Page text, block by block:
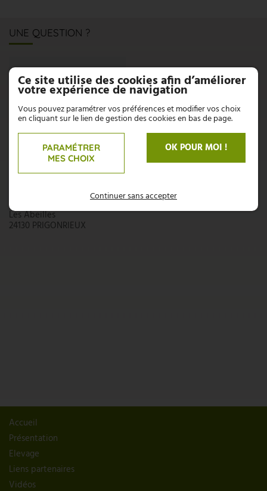
UNE QUESTION ?
CONTACTEZ-NOUS
N'hésitez pas, nous sommes là pour répondre à vos
interrogations :
05 53 58 94 66
06 71 71 70 94
Les Abeilles
24130 PRIGONRIEUX
Accueil
Présentation
Elevage
Liens partenaires
Vidéos
Ce site utilise des cookies afin d’améliorer
votre expérience de navigation
Vous pouvez paramétrer vos préférences et modifier vos choix
en cliquant sur le lien de gestion des cookies en bas de page.
PARAMÉTRER
MES CHOIX
OK POUR MOI !
Continuer sans accepter